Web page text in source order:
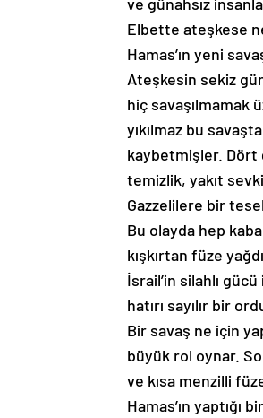
Elbette ateşkese
Hamas’ın yeni
Ateşkesin sekiz
hiç savaşılmamak
yıkılmaz bu
kaybetmişler. Dört
temizlik, yakıt
Gazzelilere bir
Bu olayda hep
kışkırtan füze
İsrail’in silahlı
hatırı sayılır bir
Bir savaş ne için
büyük rol oynar.
ve kısa menzilli
Hamas’ın